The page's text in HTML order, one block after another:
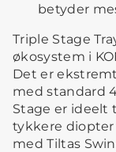
betyder
Triple Stage
økosystem i
Det er
med standard
Stage er ideelt
tykkere diopter
med Tiltas